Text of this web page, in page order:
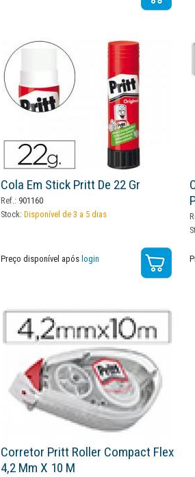
Cola Em Stick Pritt De 22 Gr
Ref.:901160
Stock: Disponível de 3 a 5 dias
Preço disponível após login
Corretor Pritt Roller Compact Flex
4,2 Mm X 10 M